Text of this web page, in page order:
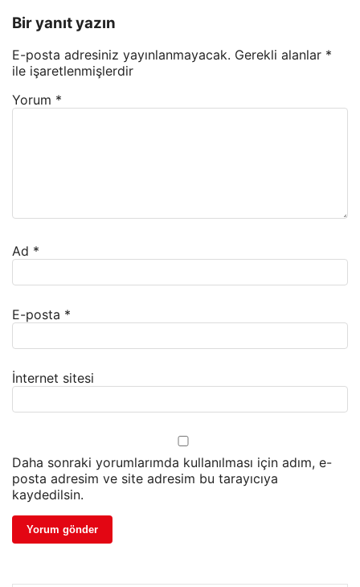
Bir yanıt yazın
E-posta adresiniz yayınlanmayacak. Gerekli alanlar *
ile işaretlenmişlerdir
Yorum *
Ad *
E-posta *
İnternet sitesi
Daha sonraki yorumlarımda kullanılması için adım, e-
posta adresim ve site adresim bu tarayıcıya
kaydedilsin.